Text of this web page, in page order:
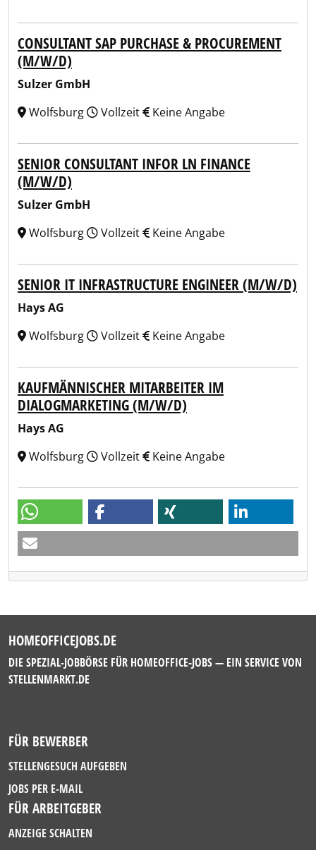
CONSULTANT SAP PURCHASE & PROCUREMENT
(M/W/D)
Sulzer GmbH
Wolfsburg
Vollzeit Keine Angabe
SENIOR CONSULTANT INFOR LN FINANCE
(M/W/D)
Sulzer GmbH
Wolfsburg
Vollzeit Keine Angabe
SENIOR IT INFRASTRUCTURE ENGINEER (M/W/D)
Hays AG
Wolfsburg
Vollzeit Keine Angabe
KAUFMÄNNISCHER MITARBEITER IM
DIALOGMARKETING (M/W/D)
Hays AG
Wolfsburg
Vollzeit Keine Angabe
HOMEOFFICEJOBS.DE
DIE SPEZIAL-JOBBÖRSE FÜR HOMEOFFICE-JOBS — EIN SERVICE VON
STELLENMARKT.DE
FÜR BEWERBER
STELLENGESUCH AUFGEBEN
JOBS PER E-MAIL
FÜR ARBEITGEBER
ANZEIGE SCHALTEN